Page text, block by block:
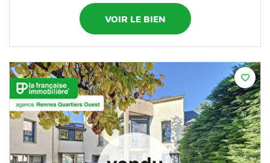
VOIR LE BIEN